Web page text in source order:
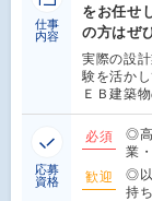
仕事
内容
をお任せ
の方はぜ
実際の設
験を活か
ＥＢ建築
応募
資格
必須
◎高
業
歓迎
◎以
持